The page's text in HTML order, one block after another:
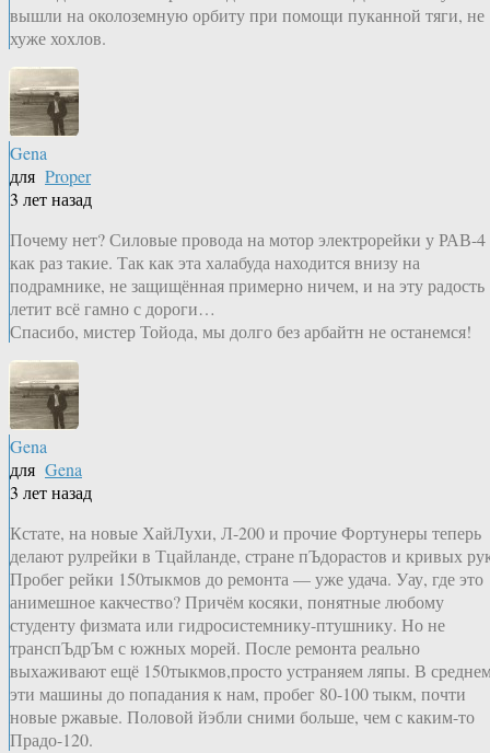
вышли на околоземную орбиту при помощи пуканной тяги, не
хуже хохлов.
Gena
для Proper
3 лет назад
Почему нет? Силовые провода на мотор электрорейки у РАВ-4
как раз такие. Так как эта халабуда находится внизу на
подрамнике, не защищённая примерно ничем, и на эту радость
летит всё гамно с дороги…
Спасибо, мистер Тойода, мы долго без арбайтн не останемся!
Gena
для Gena
3 лет назад
Кстате, на новые ХайЛухи, Л-200 и прочие Фортунеры теперь
делают рулрейки в Тцайланде, стране пЪдорастов и кривых
Пробег рейки 150тыкмов до ремонта — уже удача. Уау, где это
анимешное какчество? Причём косяки, понятные любому
студенту физмата или гидросистемнику-птушнику. Но не
транспЪдрЪм с южных морей. После ремонта реально
выхаживают ещё 150тыкмов,просто устраняем ляпы. В
эти машины до попадания к нам, пробег 80-100 тыкм, почти
новые ржавые. Половой йэбли сними больше, чем с каким-то
Прадо-120.